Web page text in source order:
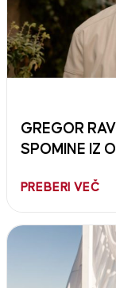
GREGOR
SPOMINE IZ
PREBERI VEČ